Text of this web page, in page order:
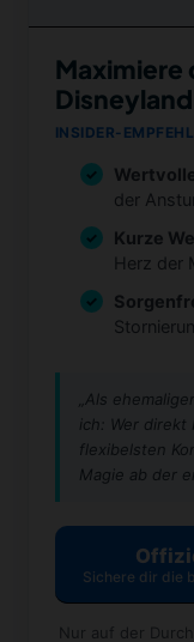
Maximiere
INSIDER-
der
Kurze
Herz der
„Als
ich: Wer
flexibelsten
Magie ab der
Sichere dir die
Nur auf der